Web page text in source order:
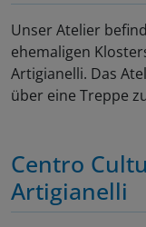
Unser Atelier
ehemaligen
Artigianelli. Das
über eine Treppe
Centro
Artigianelli